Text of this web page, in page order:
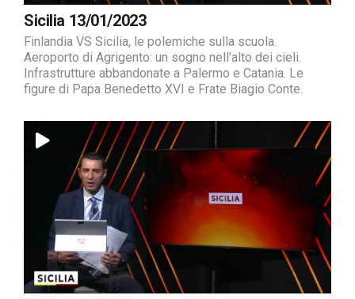
Sicilia 13/01/2023
Finlandia VS Sicilia, le polemiche sulla scuola.
Aeroporto di Agrigento: un sogno nell'alto dei cieli.
Infrastrutture abbandonate a Palermo e Catania. Le
figure di Papa Benedetto XVI e Frate Biagio Conte.